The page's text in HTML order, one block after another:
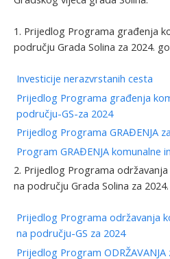
1. Prijedlog Programa građenja
području Grada Solina za 2024.
Investicije nerazvrstanih cesta
Prijedlog Programa građenja
području-GS-za 2024
Prijedlog Programa GRAĐENJA
Program GRAĐENJA komunalne
2. Prijedlog Programa
na području Grada Solina za
Prijedlog Programa održavanja
na području-GS za 2024
Prijedlog Program ODRŽAVANJA